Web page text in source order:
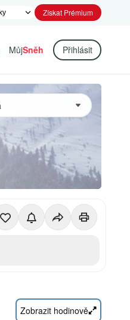
Získat Prémium
MůjSněh Přihlásit
Zobrazit hodinově